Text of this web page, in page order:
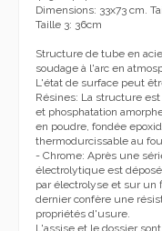
Dimensions: 33x73 cm.
Taille 3: 36cm
Structure de tube en
soudage à l'arc en
L'état de surface peut
Résines: La structure
et phosphatation
en poudre, fondée
thermodurcissable au
- Chrome: Après une
électrolytique est
par électrolyse et sur un
dernier confère une
propriétés d'usure.
L'assise et le dossier